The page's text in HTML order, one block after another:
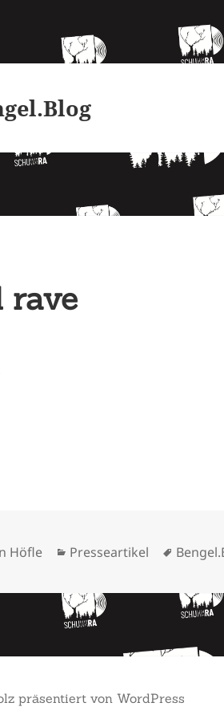
rave
Höfle Kategorien
Presseartikel
präsentiert von WordPress